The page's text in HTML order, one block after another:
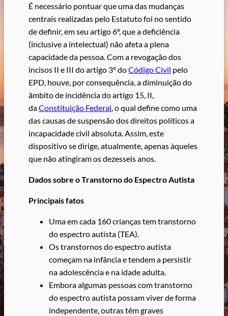
É necessário pontuar que uma das mudanças
centrais realizadas pelo Estatuto foi no sentido
de definir, em seu artigo 6º, que a deficiência
(inclusive a intelectual) não afeta a plena
capacidade da pessoa. Com a revogação dos
incisos II e III do artigo 3º doCódigo Civil pelo
EPD, houve, por consequência, a diminuição do
âmbito de incidência do artigo 15, II,
daConstituição Federal , o qual define como uma
das causas de suspensão dos direitos políticos a
incapacidade civil absoluta. Assim, este
dispositivo se dirige, atualmente, apenas àqueles
que não atingiram os dezesseis anos.
Dados sobre o Transtorno do Espectro Autista
Principais fatos
Uma em cada 160 crianças tem transtorno
do espectro autista (TEA).
Os transtornos do espectro autista
começam na infância e tendem a persistir
na adolescência e na idade adulta.
Embora algumas pessoas com transtorno
do espectro autista possam viver de forma
independente, outras têm graves